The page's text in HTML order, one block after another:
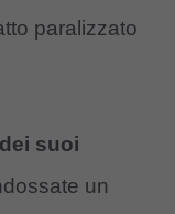
paralizzato
suoi
un